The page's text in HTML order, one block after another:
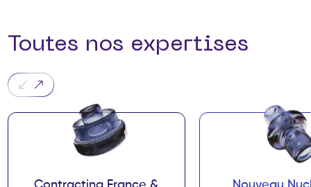
Toutes nos expertises
Contracting France &
Nouveau